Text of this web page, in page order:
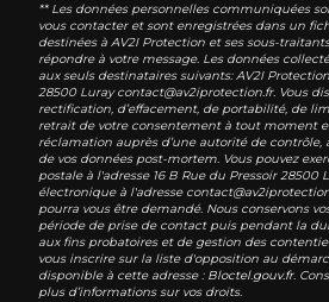
** Les données personnelles communiquées
vous contacter et sont enregistrées dans un
destinées à AV2I Protection et ses sous-
répondre à votre message. Les données
aux seuls destinataires suivants: AV2I
28500 Luray contact@av2iprotection.fr. Vous
rectification, d’effacement, de portabilité, de
retrait de votre consentement à tout moment
réclamation auprès d’une autorité de contrôle,
de vos données post-mortem. Vous pouvez
postale à l'adresse 16 B Rue du Pressoir 28500
électronique à l'adresse
pourra vous être demandé. Nous conservons
période de prise de contact puis pendant la
aux fins probatoires et de gestion des
vous inscrire sur la liste d'opposition au
disponible à cette adresse : Bloctel.gouv.fr.
plus d’informations sur vos droits.